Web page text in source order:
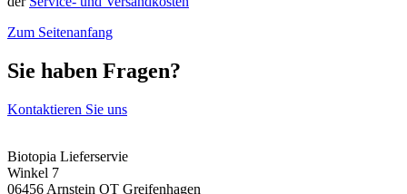
Zum Seitenanfang
Sie haben Fragen?
Kontaktieren Sie uns
Biotopia Lieferservie
Winkel 7
06456 Arnstein OT Greifenhagen